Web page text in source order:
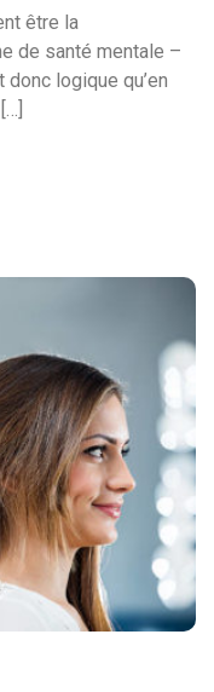
être la
de santé mentale –
logique qu’en